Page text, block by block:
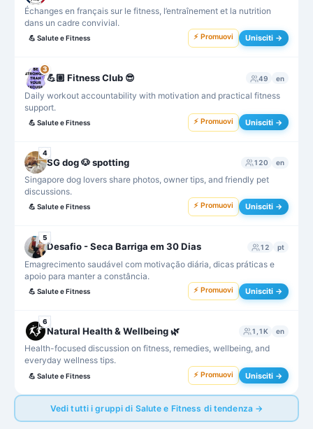
Échanges en français sur le fitness, l’entraînement et la nutrition
dans un cadre convivial.
💪 Salute e Fitness ⚡ Promuovi Unisciti →
3
💪🏼 Fitness Club 😎 49 en
Daily workout accountability with motivation and practical fitness
support.
💪 Salute e Fitness ⚡ Promuovi Unisciti →
4
SG dog 🐶 spotting 120 en
Singapore dog lovers share photos, owner tips, and friendly pet
discussions.
💪 Salute e Fitness ⚡ Promuovi Unisciti →
5
Desafio - Seca Barriga em 30 Dias 12 pt
Emagrecimento saudável com motivação diária, dicas práticas e
apoio para manter a constância.
💪 Salute e Fitness ⚡ Promuovi Unisciti →
6
Natural Health & Wellbeing 🌿 1,1K en
Health-focused discussion on fitness, remedies, wellbeing, and
everyday wellness tips.
💪 Salute e Fitness ⚡ Promuovi Unisciti →
Vedi tutti i gruppi di Salute e Fitness di tendenza →